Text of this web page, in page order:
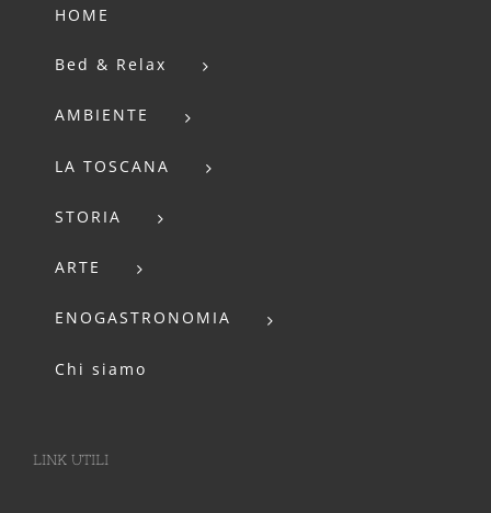
HOME
Bed & Relax
AMBIENTE
LA TOSCANA
STORIA
ARTE
ENOGASTRONOMIA
Chi siamo
LINK UTILI